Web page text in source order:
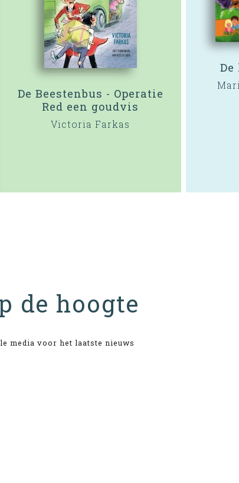
De Beestenbus - Operatie
Red een goudvis
Victoria Farkas
de hoogte
media voor het laatste nieuws